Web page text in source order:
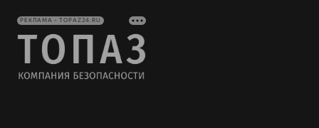
РЕКЛАМА • TOPAZ24.RU